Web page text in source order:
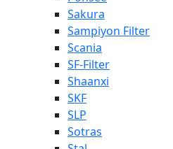
Sakura
Sampiyon Filter
Scania
SF-Filter
Shaanxi
SKF
SLP
Sotras